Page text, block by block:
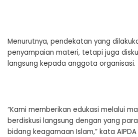
Menurutnya, pendekatan yang
penyampaian materi, tetapi juga
langsung kepada anggota organisasi.
“Kami memberikan edukasi melalui
berdiskusi langsung dengan yang
bidang keagamaan Islam,” kata